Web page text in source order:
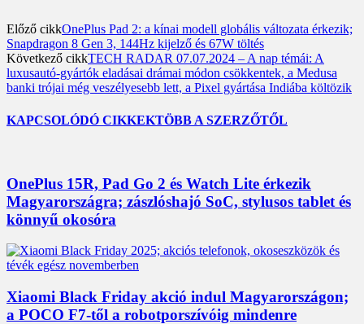
Előző cikkOnePlus Pad 2: a kínai modell globális változata érkezik;
Snapdragon 8 Gen 3, 144Hz kijelző és 67W töltés
Következő cikkTECH RADAR 07.07.2024 – A nap témái: A
luxusautó-gyártók eladásai drámai módon csökkentek, a Medusa
banki trójai még veszélyesebb lett, a Pixel gyártása Indiába költözik
KAPCSOLÓDÓ CIKKEKTÖBB A SZERZŐTŐL
OnePlus 15R, Pad Go 2 és Watch Lite érkezik
Magyarországra; zászlóshajó SoC, stylusos tablet és
könnyű okosóra
Xiaomi Black Friday akció indul Magyarországon;
a POCO F7-től a robotporszívóig mindenre